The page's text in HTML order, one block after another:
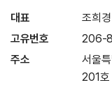
대표
조희경
고유번호
206-
주소
서울
201호